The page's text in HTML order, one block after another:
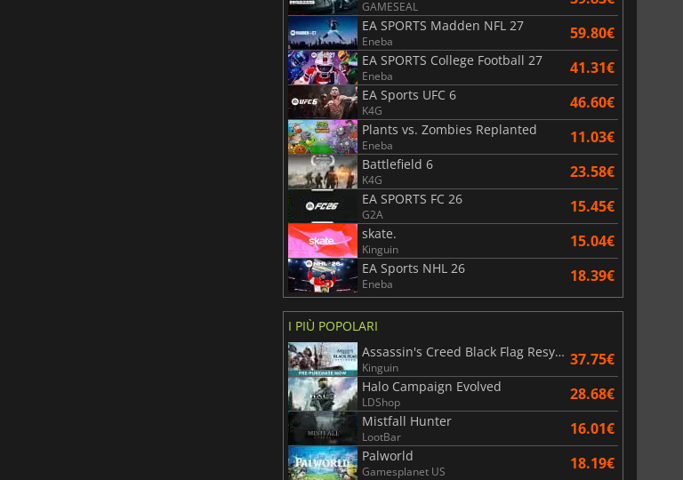
GAMESEAL
EA SPORTS Madden NFL 27
Eneba 59.80€
EA SPORTS College Football 27
Eneba 41.31€
EA Sports UFC 6
K4G 46.60€
Plants vs. Zombies Replanted
Eneba 11.03€
Battlefield 6
K4G 23.58€
EA SPORTS FC 26
G2A 15.45€
skate.
Kinguin 15.04€
EA Sports NHL 26
Eneba 18.39€
I PIÙ POPOLARI
Assassin's Creed Black Flag Resynced
Kinguin 37.75€
Halo Campaign Evolved
LDShop 28.68€
Mistfall Hunter
LootBar 16.01€
Palworld
Gamesplanet US 18.19€